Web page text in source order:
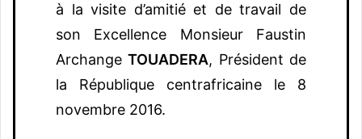
à la visite d’amitié et de travail de
son Excellence Monsieur Faustin
ArchangeTOUADERA, Président de
la République centrafricaine le 8
novembre 2016.